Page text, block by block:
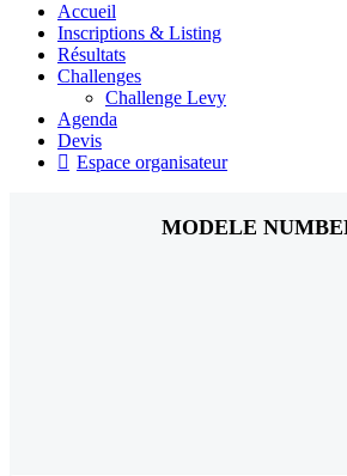
Accueil
Inscriptions & Listing
Résultats
Challenges
Challenge Levy
Agenda
Devis
Espace organisateur
MODELE